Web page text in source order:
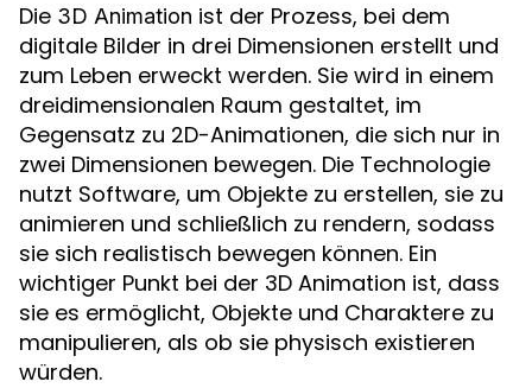
Die 3D Animation ist der Prozess, bei dem
digitale Bilder in drei Dimensionen erstellt und
zum Leben erweckt werden. Sie wird in einem
dreidimensionalen Raum gestaltet, im
Gegensatz zu 2D-Animationen, die sich nur in
zwei Dimensionen bewegen. Die Technologie
nutzt Software, um Objekte zu erstellen, sie zu
animieren und schließlich zu rendern, sodass
sie sich realistisch bewegen können. Ein
wichtiger Punkt bei der 3D Animation ist, dass
sie es ermöglicht, Objekte und Charaktere zu
manipulieren, als ob sie physisch existieren
würden.